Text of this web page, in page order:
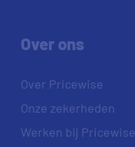
Over ons
Over Pricewise
Onze zekerheden
Werken bij Pricewise